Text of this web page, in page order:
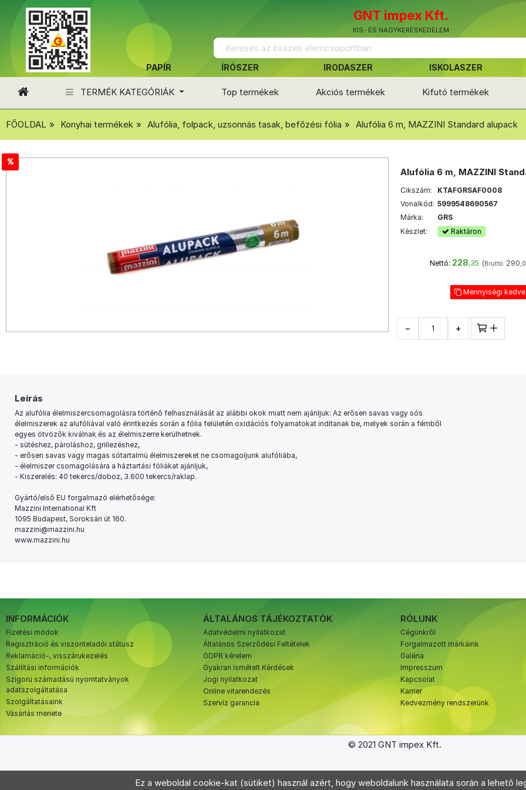
GNT impex Kft.
KIS- ÉS NAGYKERESKEDELEM
PAPÍR
ÍRÓSZER IRODASZER ISKOLASZER
TERMÉK KATEGÓRIÁK Top termékek Akciós termékek Kifutó termékek
FŐOLDAL Konyhai termékek Alufólia, folpack, uzsonnás tasak, befőzési fólia Alufólia 6 m, MAZZINI Standard alupack
Alufólia 6 m, MAZZINI
Cikszám:
KTAFGRSAF0008
Vonalkód: 5999548690567
Márka:
GRS
Készlet:
Raktáron
Nettó: 228,35 (Bruttó: 290
Mennyiségi
− +
Leírás
Az alufólia élelmiszercsomagolásra történő felhasználását az alábbi okok miatt nem ajánljuk: Az erősen savas vagy sós
élelmiszerek az alufóliával való érintkezés során a fólia felületén oxidációs folyamatokat indítanak be, melyek során a fémből
egyes ötvözők kiválnak és az élelmiszerre kerülhetnek.
- sütéshez, pároláshoz, grillezéshez,
- erősen savas vagy magas sótartalmú élelmiszereket ne csomagoljunk alufóliába,
- élelmiszer csomagolására a háztartási fóliákat ajánljuk,
- Kiszerelés: 40 tekercs/doboz, 3.600 tekercs/raklap.
Gyártó/első EU forgalmazó elérhetősége:
Mazzini International Kft
1095 Budapest, Soroksári út 160.
mazzini@mazzini.hu
www.mazzini.hu
INFORMÁCIÓK
Fizetési módok
Regisztráció és viszonteladói státusz
Reklamáció-, visszárukezelés
Szállítási információk
Szigorú számadású nyomtatványok
adatszolgáltatása
Szolgáltatásaink
Vásárlás menete
ÁLTALÁNOS TÁJÉKOZTATÓK
Adatvédelmi nyilatkozat
Általános Szerződési Feltételek
GDPR kérelem
Gyakran Ismételt Kérdések
Jogi nyilatkozat
Online vitarendezés
Szervíz garancia
RÓLUNK
Cégünkről
Forgalmazott márkáink
Galéria
Impresszum
Kapcsolat
Karrier
Kedvezmény rendszerünk
© 2021 GNT impex Kft.
Ez a weboldal cookie-kat (sütiket) használ azért, hogy weboldalunk használata során a lehető